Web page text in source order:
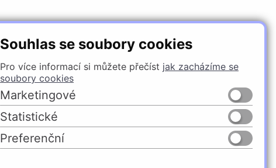
Souhlas se soubory cookies
Pro více informací si můžete přečíst jak zacházíme se
soubory cookies
Marketingové
Statistické
Preferenční
SLEDUJTE NÁS
Česko Slovensko